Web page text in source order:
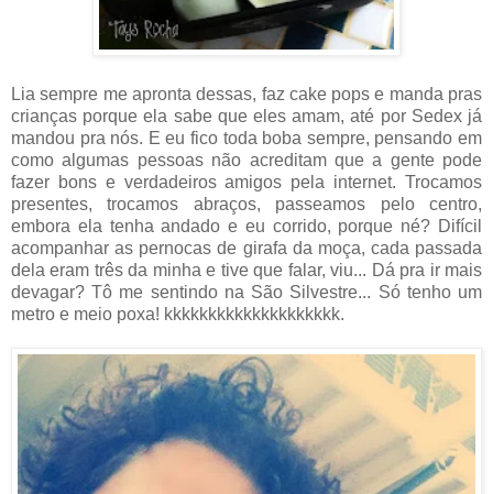
Lia sempre me apronta dessas, faz cake pops e manda pras
crianças porque ela sabe que eles amam, até por Sedex já
mandou pra nós. E eu fico toda boba sempre, pensando em
como algumas pessoas não acreditam que a gente pode
fazer bons e verdadeiros amigos pela internet. Trocamos
presentes, trocamos abraços, passeamos pelo centro,
embora ela tenha andado e eu corrido, porque né? Difícil
acompanhar as pernocas de girafa da moça, cada passada
dela eram três da minha e tive que falar, viu... Dá pra ir mais
devagar? Tô me sentindo na São Silvestre... Só tenho um
metro e meio poxa! kkkkkkkkkkkkkkkkkkkk.